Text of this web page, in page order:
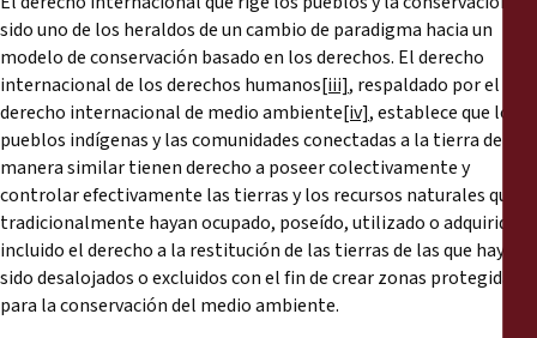
Annual Reports
sido uno de los heraldos de un cambio de paradigma hacia un
modelo de conservación basado en los derechos. El derecho
internacional de los derechos humanos[iii], respaldado por el
derecho internacional de medio ambiente[iv], establece que los
pueblos indígenas y las comunidades conectadas a la tierra de
manera similar tienen derecho a poseer colectivamente y
controlar efectivamente las tierras y los recursos naturales que
tradicionalmente hayan ocupado, poseído, utilizado o adquirido,
incluido el derecho a la restitución de las tierras de las que hayan
sido desalojados o excluidos con el fin de crear zonas protegidas
para la conservación del medio ambiente.